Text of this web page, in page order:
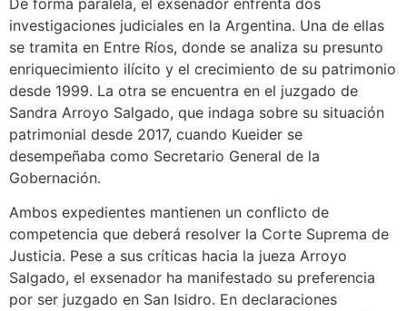
investigaciones judiciales en la Argentina. Una de ellas
se tramita en Entre Ríos, donde se analiza su presunto
enriquecimiento ilícito y el crecimiento de su patrimonio
desde 1999. La otra se encuentra en el juzgado de
Sandra Arroyo Salgado, que indaga sobre su situación
patrimonial desde 2017, cuando Kueider se
desempeñaba como Secretario General de la
Gobernación.
Ambos expedientes mantienen un conflicto de
competencia que deberá resolver la Corte Suprema de
Justicia. Pese a sus críticas hacia la jueza Arroyo
Salgado, el exsenador ha manifestado su preferencia
por ser juzgado en San Isidro. En declaraciones